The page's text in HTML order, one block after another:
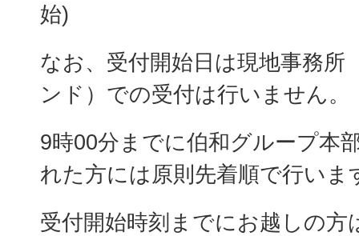
始)
なお、受付開始日は現地事務所
ンド）での受付は行いません。
9時00分までに伯和グループ本
れた方には原則先着順で行いま
受付開始時刻までにお越しの方